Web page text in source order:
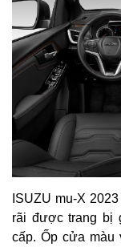
ISUZU mu-X
rãi được trang bị
cấp. Ốp cửa màu